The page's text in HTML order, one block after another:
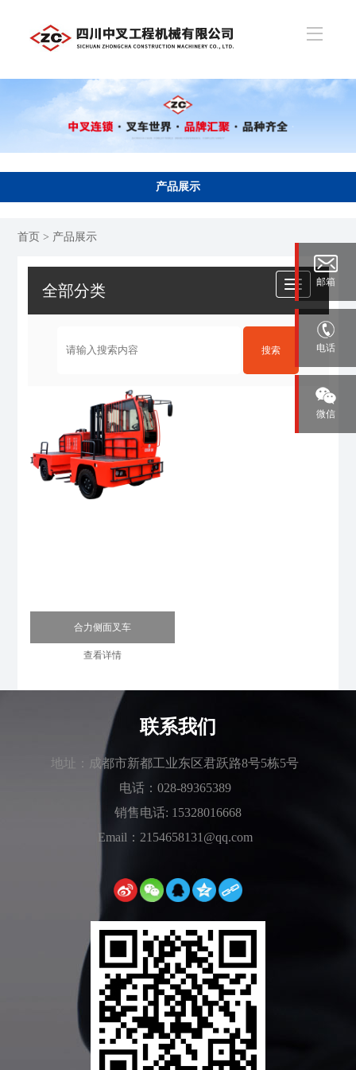
产品展示
首页 > 产品展示
全部分类
搜索
合力侧面叉车
查看详情
联系我们
地址：成都市新都工业东区君跃路8号5栋5号
电话：028-89365389
销售电话: 15328016668
Email：2154658131@qq.com
邮箱
电话
微信